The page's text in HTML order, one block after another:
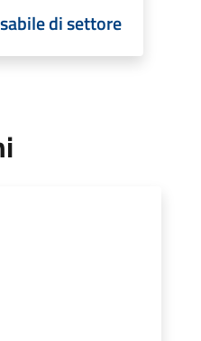
di settore